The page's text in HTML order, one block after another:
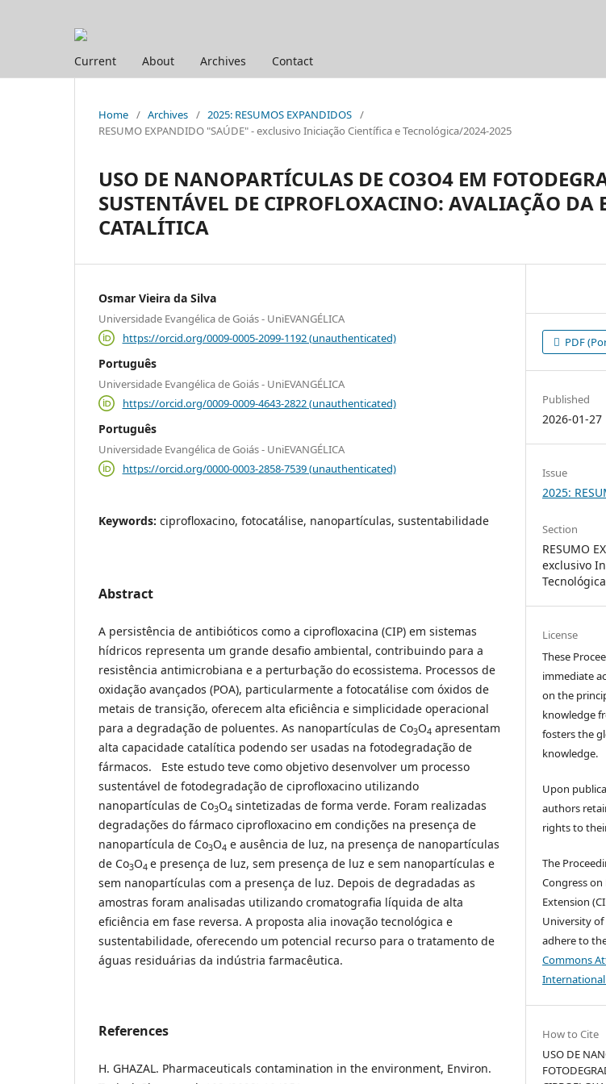
Current About Archives Contact
Home / Archives / 2025: RESUMOS EXPANDIDOS /
RESUMO EXPANDIDO "SAÚDE" - exclusivo Iniciação Científica e Tecnológica/2024-2025
USO DE NANOPARTÍCULAS DE CO3O4 EM
SUSTENTÁVEL DE CIPROFLOXACINO: AVALIAÇÃO DA
CATALÍTICA
Osmar Vieira da Silva
Universidade Evangélica de Goiás - UniEVANGÉLICA
https://orcid.org/0009-0005-2099-1192 (unauthenticated)
Português
Universidade Evangélica de Goiás - UniEVANGÉLICA
https://orcid.org/0009-0009-4643-2822 (unauthenticated)
Português
Universidade Evangélica de Goiás - UniEVANGÉLICA
https://orcid.org/0000-0003-2858-7539 (unauthenticated)
Keywords: ciprofloxacino, fotocatálise, nanopartículas, sustentabilidade
Abstract
A persistência de antibióticos como a ciprofloxacina (CIP) em sistemas
hídricos representa um grande desafio ambiental, contribuindo para a
resistência antimicrobiana e a perturbação do ecossistema. Processos de
oxidação avançados (POA), particularmente a fotocatálise com óxidos de
metais de transição, oferecem alta eficiência e simplicidade operacional
para a degradação de poluentes. As nanopartículas de Co3O4 apresentam
alta capacidade catalítica podendo ser usadas na fotodegradação de
fármacos. Este estudo teve como objetivo desenvolver um processo
sustentável de fotodegradação de ciprofloxacino utilizando
nanopartículas de Co3O4 sintetizadas de forma verde. Foram realizadas
degradações do fármaco ciprofloxacino em condições na presença de
nanopartícula de Co3O4 e ausência de luz, na presença de nanopartículas
de Co3O4 e presença de luz, sem presença de luz e sem nanopartículas e
sem nanopartículas com a presença de luz. Depois de degradadas as
amostras foram analisadas utilizando cromatografia líquida de alta
eficiência em fase reversa. A proposta alia inovação tecnológica e
sustentabilidade, oferecendo um potencial recurso para o tratamento de
águas residuárias da indústria farmacêutica.
References
H. GHAZAL. Pharmaceuticals contamination in the environment, Environ.
PDF
Published
2026-01-27
Issue
2025:
Section
RESUMO
exclusivo
License
These
immediate
on the
knowledge
fosters the
knowledge.
Upon
authors
rights to
The
Congress on
Extension
University of
adhere to
Commons
International
How to Cite
USO DE